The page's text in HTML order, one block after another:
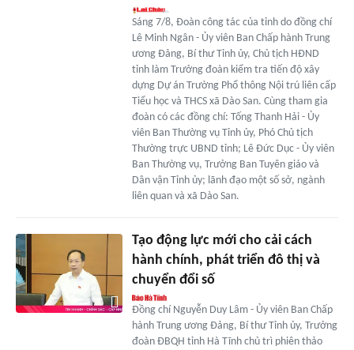
Sáng 7/8, Đoàn công tác của tỉnh do đồng chí
Lê Minh Ngân - Ủy viên Ban Chấp hành Trung
ương Đảng, Bí thư Tỉnh ủy, Chủ tịch HĐND
tỉnh làm Trưởng đoàn kiểm tra tiến độ xây
dựng Dự án Trường Phổ thông Nội trú liên cấp
Tiểu học và THCS xã Dào San. Cùng tham gia
đoàn có các đồng chí: Tống Thanh Hải - Ủy
viên Ban Thường vụ Tỉnh ủy, Phó Chủ tịch
Thường trực UBND tỉnh; Lê Đức Dục - Ủy viên
Ban Thường vụ, Trưởng Ban Tuyên giáo và
Dân vận Tỉnh ủy; lãnh đạo một số sở, ngành
liên quan và xã Dào San.
Tạo động lực mới cho cải cách
hành chính, phát triển đô thị và
chuyển đổi số
Đồng chí Nguyễn Duy Lâm - Ủy viên Ban Chấp
hành Trung ương Đảng, Bí thư Tỉnh ủy, Trưởng
đoàn ĐBQH tỉnh Hà Tĩnh chủ trì phiên thảo